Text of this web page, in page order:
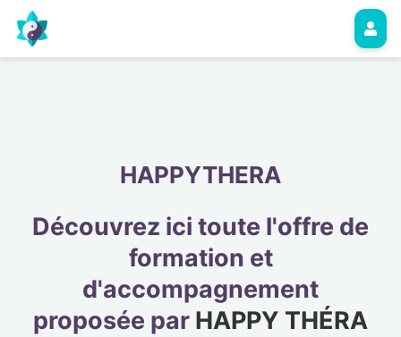
HAPPYTHERA
Découvrez ici toute l'offre de
formation et
d'accompagnement
proposée par HAPPY THÉRA